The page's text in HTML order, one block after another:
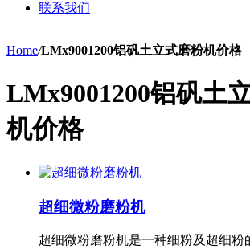
联系我们
Home/LMx9001200铝矾土立式磨粉机价格
LMx9001200铝矾土
机价格
超细微粉磨粉机
超细微粉磨粉机是一种细粉及超细粉